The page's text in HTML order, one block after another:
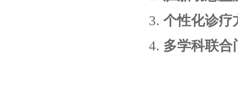
个性化诊疗
多学科联合